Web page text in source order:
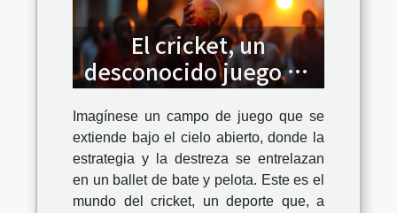
El cricket, un
desconocido juego de
pelota con millones de
seguidores
Imagínese un campo de juego que se
extiende bajo el cielo abierto, donde la
estrategia y la destreza se entrelazan
en un ballet de bate y pelota. Este es el
mundo del cricket, un deporte que, a